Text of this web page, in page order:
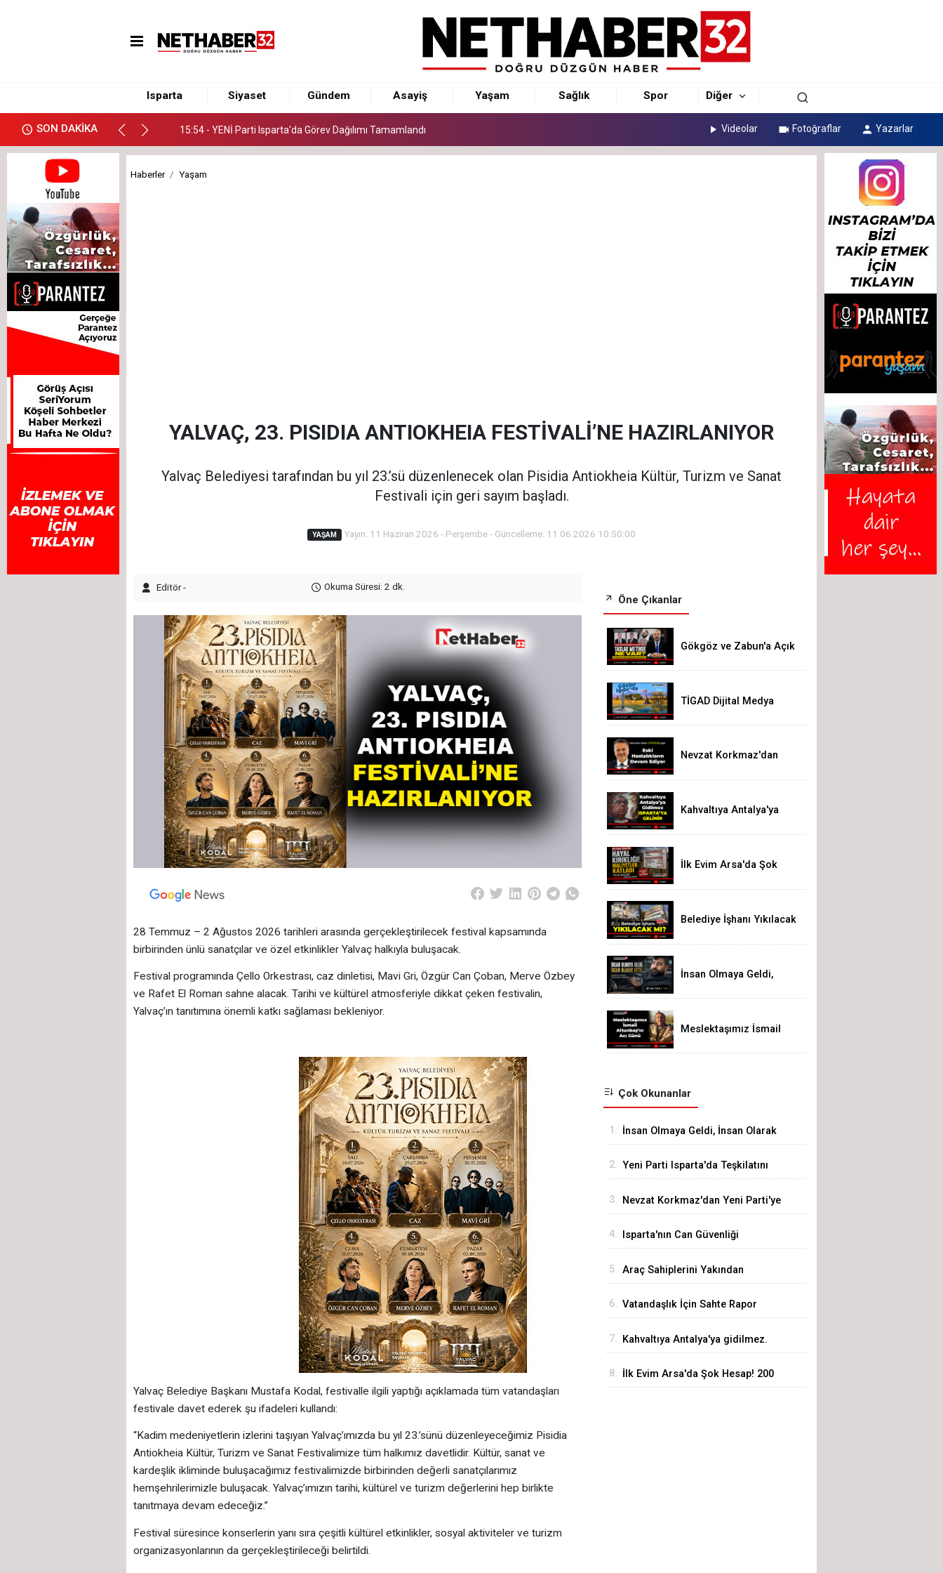
Isparta Siyaset Gündem Asayiş Yaşam Sağlık Spor Diğer
SON DAKİKA
11:50 - FIRSATLARIN AVANTAJA DÖNÜŞTÜĞÜ BİR PLATFORM OLACAK.
15:54 - YENİ Parti Isparta'da Görev Dağılımı Tamamlandı
13:09 - Çocuklarımızın Geleceğini Karartanların Geleceğini Karartacağız
11:50 - FIRSATLARIN AVANTAJA DÖNÜŞTÜĞÜ BİR PLATFORM OLACAK.
15:54 - YENİ Parti Isparta'da Görev Dağılımı Tamamlandı Videolar Fotoğraflar Yazarlar
Haberler Yaşam
YALVAÇ, 23. PISIDIA ANTIOKHEIA FESTİVALİ’NE HAZIRLANIYOR
Yalvaç Belediyesi tarafından bu yıl 23.’sü düzenlenecek olan Pisidia Antiokheia Kültür, Turizm ve Sanat
Festivali için geri sayım başladı.
YAŞAM Yayın: 11 Haziran 2026 - Perşembe - Güncelleme: 11.06.2026 10:50:00
Editör - Okuma Süresi: 2 dk.
28 Temmuz – 2 Ağustos 2026 tarihleri arasında gerçekleştirilecek festival kapsamında
birbirinden ünlü sanatçılar ve özel etkinlikler Yalvaç halkıyla buluşacak.
Festival programında Çello Orkestrası, caz dinletisi, Mavi Gri, Özgür Can Çoban, Merve Özbey
ve Rafet El Roman sahne alacak. Tarihi ve kültürel atmosferiyle dikkat çeken festivalin,
Yalvaç’ın tanıtımına önemli katkı sağlaması bekleniyor.
Yalvaç Belediye Başkanı Mustafa Kodal, festivalle ilgili yaptığı açıklamada tüm vatandaşları
festivale davet ederek şu ifadeleri kullandı:
“Kadim medeniyetlerin izlerini taşıyan Yalvaç’ımızda bu yıl 23.’sünü düzenleyeceğimiz Pisidia
Antiokheia Kültür, Turizm ve Sanat Festivalimize tüm halkımız davetlidir. Kültür, sanat ve
kardeşlik ikliminde buluşacağımız festivalimizde birbirinden değerli sanatçılarımız
hemşehrilerimizle buluşacak. Yalvaç’ımızın tarihi, kültürel ve turizm değerlerini hep birlikte
tanıtmaya devam edeceğiz.”
Festival süresince konserlerin yanı sıra çeşitli kültürel etkinlikler, sosyal aktiviteler ve turizm
organizasyonlarının da gerçekleştirileceği belirtildi.
Öne Çıkanlar
Gökgöz ve Zabun'a Açık
TİGAD Dijital Medya
düzenlenecek
Nevzat Korkmaz'dan
"Siz Hepiniz, Biz Tek"
Kahvaltıya Antalya'ya
Gelinir!
İlk Evim Arsa'da Şok
Arsa 3,19 Milyon Liraya
Belediye İşhanı Yıkılacak
İnsan Olmaya Geldi,
Meslektaşımız İsmail
Çok Okunanlar
1. İnsan Olmaya Geldi, İnsan Olarak
2. Yeni Parti Isparta'da Teşkilatını
3. Nevzat Korkmaz'dan Yeni Parti'ye
4.
Isparta'nın Can Güvenliği
5. Araç Sahiplerini Yakından
Akıllı Eksper Atama Sistemi
6. Vatandaşlık İçin Sahte Rapor
Gözaltında
7. Kahvaltıya Antalya'ya gidilmez.
8. İlk Evim Arsa'da Şok Hesap! 200